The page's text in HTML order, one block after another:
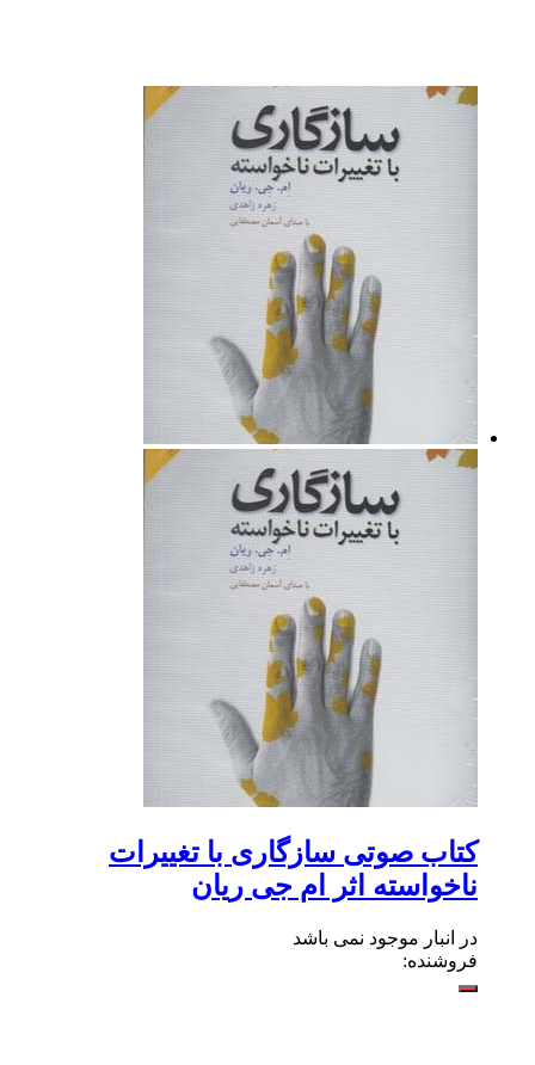
کتاب صوتی سازگاری با تغییرات
ناخواسته اثر ام جی ریان
در انبار موجود نمی باشد
فروشنده: